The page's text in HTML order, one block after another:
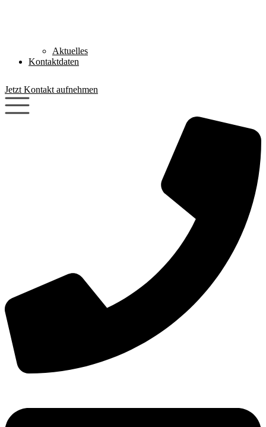
Aktuelles
Kontaktdaten
Jetzt Kontakt aufnehmen